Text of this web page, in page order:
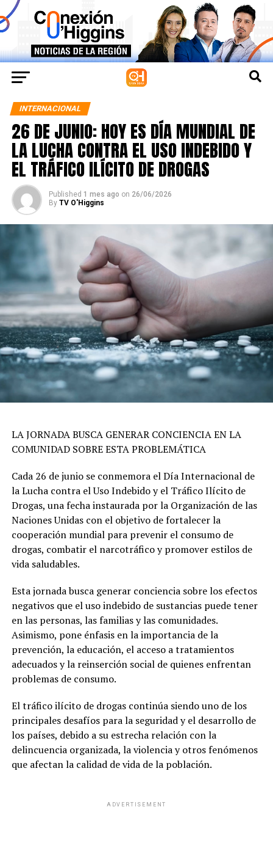
INTERNACIONAL
26 DE JUNIO: HOY ES DÍA MUNDIAL DE
LA LUCHA CONTRA EL USO INDEBIDO Y
EL TRÁFICO ILÍCITO DE DROGAS
Published 1 mes ago on 26/06/2026
By TV O'Higgins
LA JORNADA BUSCA GENERAR CONCIENCIA EN LA
COMUNIDAD SOBRE ESTA PROBLEMÁTICA
Cada 26 de junio se conmemora el Día Internacional de
la Lucha contra el Uso Indebido y el Tráfico Ilícito de
Drogas, una fecha instaurada por la Organización de las
Naciones Unidas con el objetivo de fortalecer la
cooperación mundial para prevenir el consumo de
drogas, combatir el narcotráfico y promover estilos de
vida saludables.
Esta jornada busca generar conciencia sobre los efectos
negativos que el uso indebido de sustancias puede tener
en las personas, las familias y las comunidades.
Asimismo, pone énfasis en la importancia de la
prevención, la educación, el acceso a tratamientos
adecuados y la reinserción social de quienes enfrentan
problemas de consumo.
El tráfico ilícito de drogas continúa siendo uno de los
principales desafíos para la seguridad y el desarrollo de
los países, debido a su estrecha relación con la
delincuencia organizada, la violencia y otros fenómenos
que afectan la calidad de vida de la población.
ADVERTISEMENT